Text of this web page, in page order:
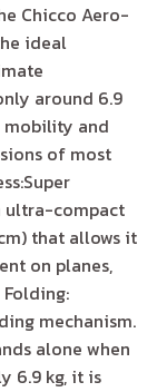
Chicco Aero-
ideal
around 6.9
mobility and
of most
ultra-compact
that allows it
on planes,
mechanism.
alone when
6.9 kg, it is